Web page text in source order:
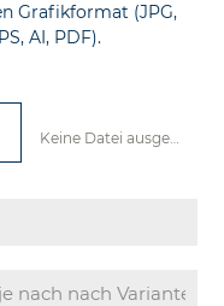
Grafikformat (JPG,
AI, PDF).
Keine Datei ausgewählt